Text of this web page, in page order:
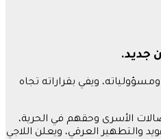
جديد.
ويفي بقراراته تجاه
الأسرى وحقهم في الحرية،
والتطهير العرقي، ويعلن اللاجي